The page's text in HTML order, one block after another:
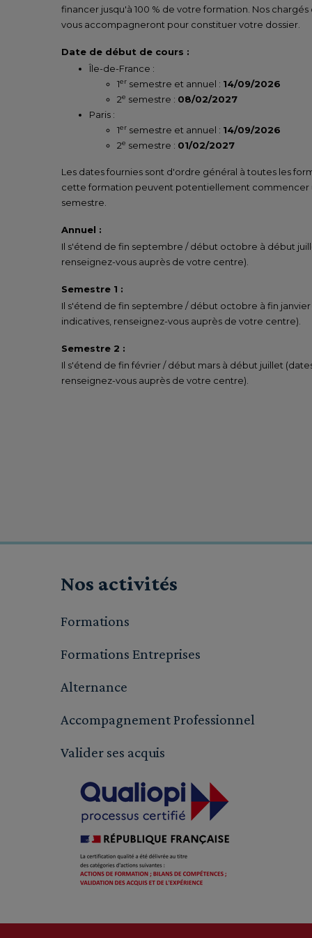
financer jusqu'à 100 % de votre formation. Nos
vous accompagneront pour constituer votre dossier.
Date de début de cours :
Île-de-France :
1er semestre et annuel : 14/09/2026
2e semestre : 08/02/2027
Paris :
1er semestre et annuel : 14/09/2026
2e semestre : 01/02/2027
Les dates fournies sont d'ordre général à toutes les
cette formation peuvent potentiellement commencer
semestre.
Annuel :
Il s'étend de fin septembre / début octobre à début
renseignez-vous auprès de votre centre).
Semestre 1 :
Il s'étend de fin septembre / début octobre à fin
indicatives, renseignez-vous auprès de votre centre).
Semestre 2 :
Il s'étend de fin février / début mars à début juillet
renseignez-vous auprès de votre centre).
Nos activités
Formations
Formations Entreprises
Alternance
Accompagnement Professionnel
Valider ses acquis